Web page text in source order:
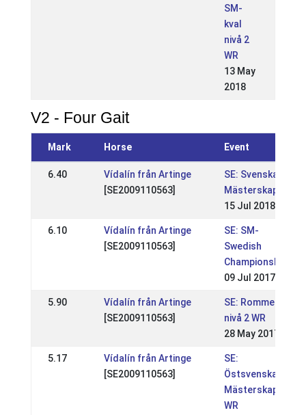
SM-
kval
nivå 2
WR
13 May
2018
V2 - Four Gait
Mark Horse Event
6.40
Vídalín från Artinge
[SE2009110563]
SE: Svenska
Mästerskapen
15 Jul 2018
6.10
Vídalín från Artinge
[SE2009110563]
SE: SM-
Swedish
Championships
09 Jul 2017
5.90
Vídalín från Artinge
[SE2009110563]
SE: Romme
nivå 2 WR
28 May 2017
5.17
Vídalín från Artinge
[SE2009110563]
SE:
Östsvenska
Mästerskapen
WR